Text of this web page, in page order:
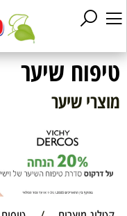
טיפוח שיער
מוצרי שיער